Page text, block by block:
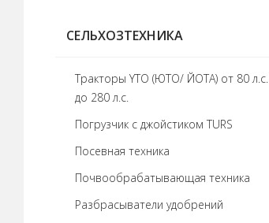
СЕЛЬХОЗТЕХНИКА
Тракторы YTO (ЮТО/ ЙОТА) от 80 л.с.
до 280 л.с.
Погрузчик с джойстиком TURS
Посевная техника
Почвообрабатывающая техника
Разбрасыватели удобрений